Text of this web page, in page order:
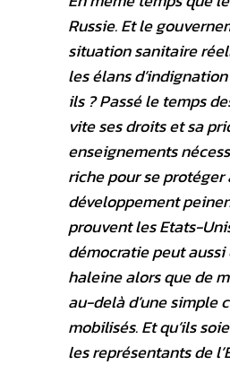
Russie. Et le
situation sanitaire
les élans
ils ? Passé le temps
vite ses droits et sa
enseignements
riche pour se
développement
prouvent les Etats-
démocratie peut
haleine alors que de
au-delà d’une simple
mobilisés. Et qu’ils
les représentants de